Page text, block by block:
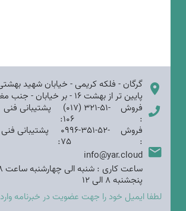
پایین تر از بهشت 16 - بر خیابان - جنب مغازه طباطبایی
فروش
:
(017) 321-51-
106
پشتیبانی فنی
:
فروش
:
0996-351-52-
75
پشتیبانی فنی
:
info@yar.cloud
پنجشنبه 8 الی 12
لطفا ایمیل خود را جهت عضویت در خبرنامه وارد